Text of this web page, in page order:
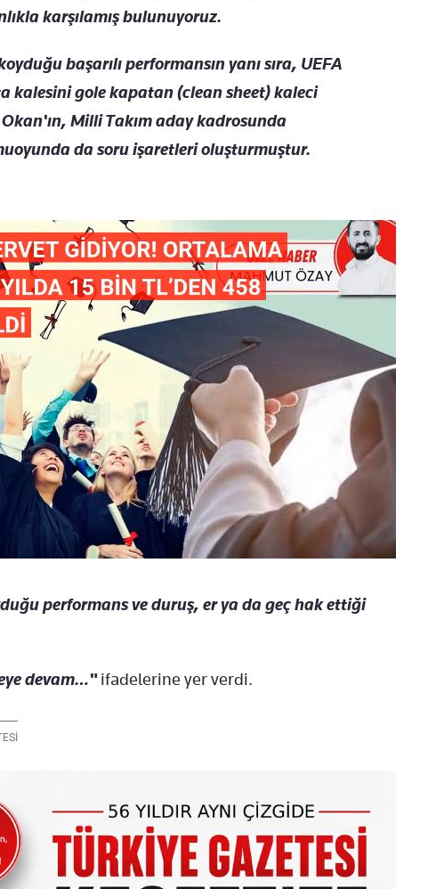
karşılamış bulunuyoruz.
başarılı performansın yanı sıra, UEFA
kalesini gole kapatan (clean sheet) kaleci
Milli Takım aday kadrosunda
da soru işaretleri oluşturmuştur.
performans ve duruş, er ya da geç hak ettiği
devam…" ifadelerine yer verdi.